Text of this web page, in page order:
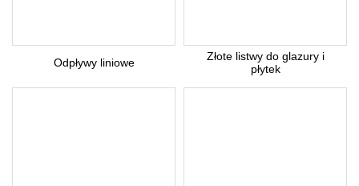
Odpływy liniowe
Złote listwy do glazury i
płytek
Z uwagi dużą ilość spamu, wymagana jest weryfikacja.